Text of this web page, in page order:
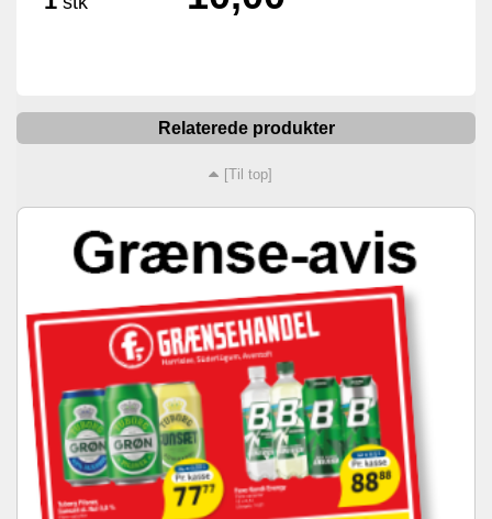
Relaterede produkter
[Til top]